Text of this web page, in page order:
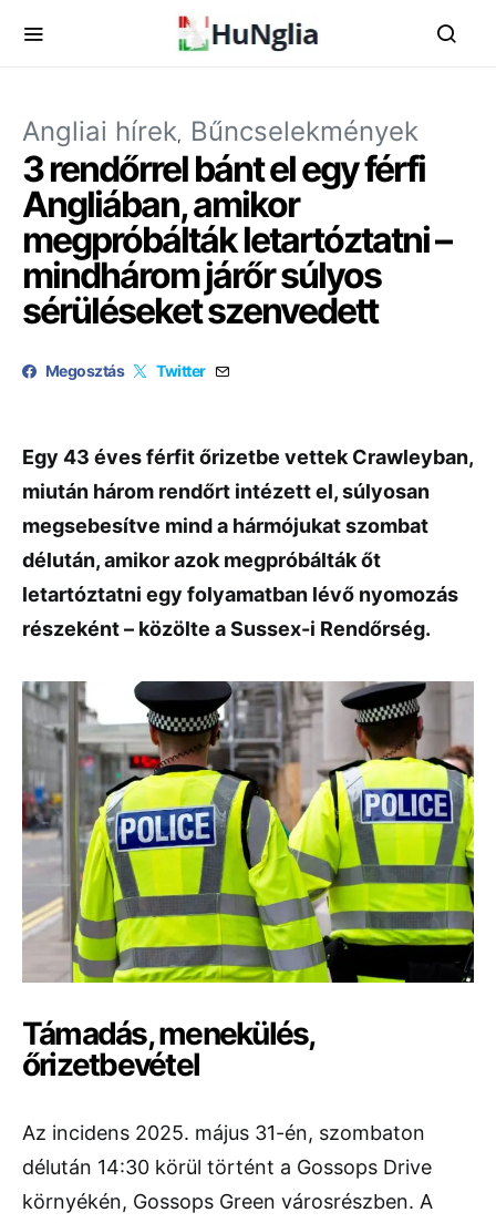
Angliai hírek Bűncselekmények
3 rendőrrel bánt el egy férfi
Angliában, amikor
megpróbálták letartóztatni –
mindhárom járőr súlyos
sérüléseket szenvedett
Megosztás Twitter
Egy 43 éves férfit őrizetbe vettek Crawleyban,
miután három rendőrt intézett el, súlyosan
megsebesítve mind a hármójukat szombat
délután, amikor azok megpróbálták őt
letartóztatni egy folyamatban lévő nyomozás
részeként – közölte a Sussex-i Rendőrség.
Támadás, menekülés,
őrizetbevétel
Az incidens 2025. május 31-én, szombaton
délután 14:30 körül történt a Gossops Drive
környékén, Gossops Green városrészben. A